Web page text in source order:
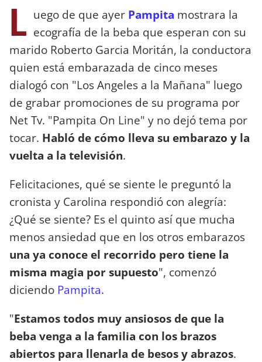
L uego de que ayer Pampita mostrara la
ecografía de la beba que esperan con su
marido Roberto Garcia Moritán, la conductora
quien está embarazada de cinco meses
dialogó con "Los Angeles a la Mañana" luego
de grabar promociones de su programa por
Net Tv. "Pampita On Line" y no dejó tema por
tocar. Habló de cómo lleva su embarazo y la
vuelta a la televisión.
Felicitaciones, qué se siente le preguntó la
cronista y Carolina respondió con alegría:
¿Qué se siente? Es el quinto así que mucha
menos ansiedad que en los otros embarazos
una ya conoce el recorrido pero tiene la
misma magia por supuesto", comenzó
diciendo Pampita.
"Estamos todos muy ansiosos de que la
beba venga a la familia con los brazos
abiertos para llenarla de besos y abrazos.